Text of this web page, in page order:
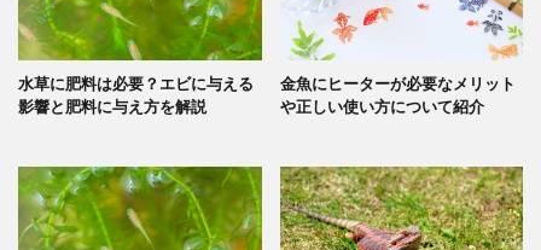
水草に肥料は必要？エビに与える
影響と肥料に与え方を解説
金魚にヒーターが必要なメリット
や正しい使い方について紹介